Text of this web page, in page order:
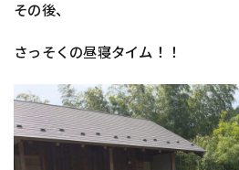
その後、
さっそくの昼寝タイム！！